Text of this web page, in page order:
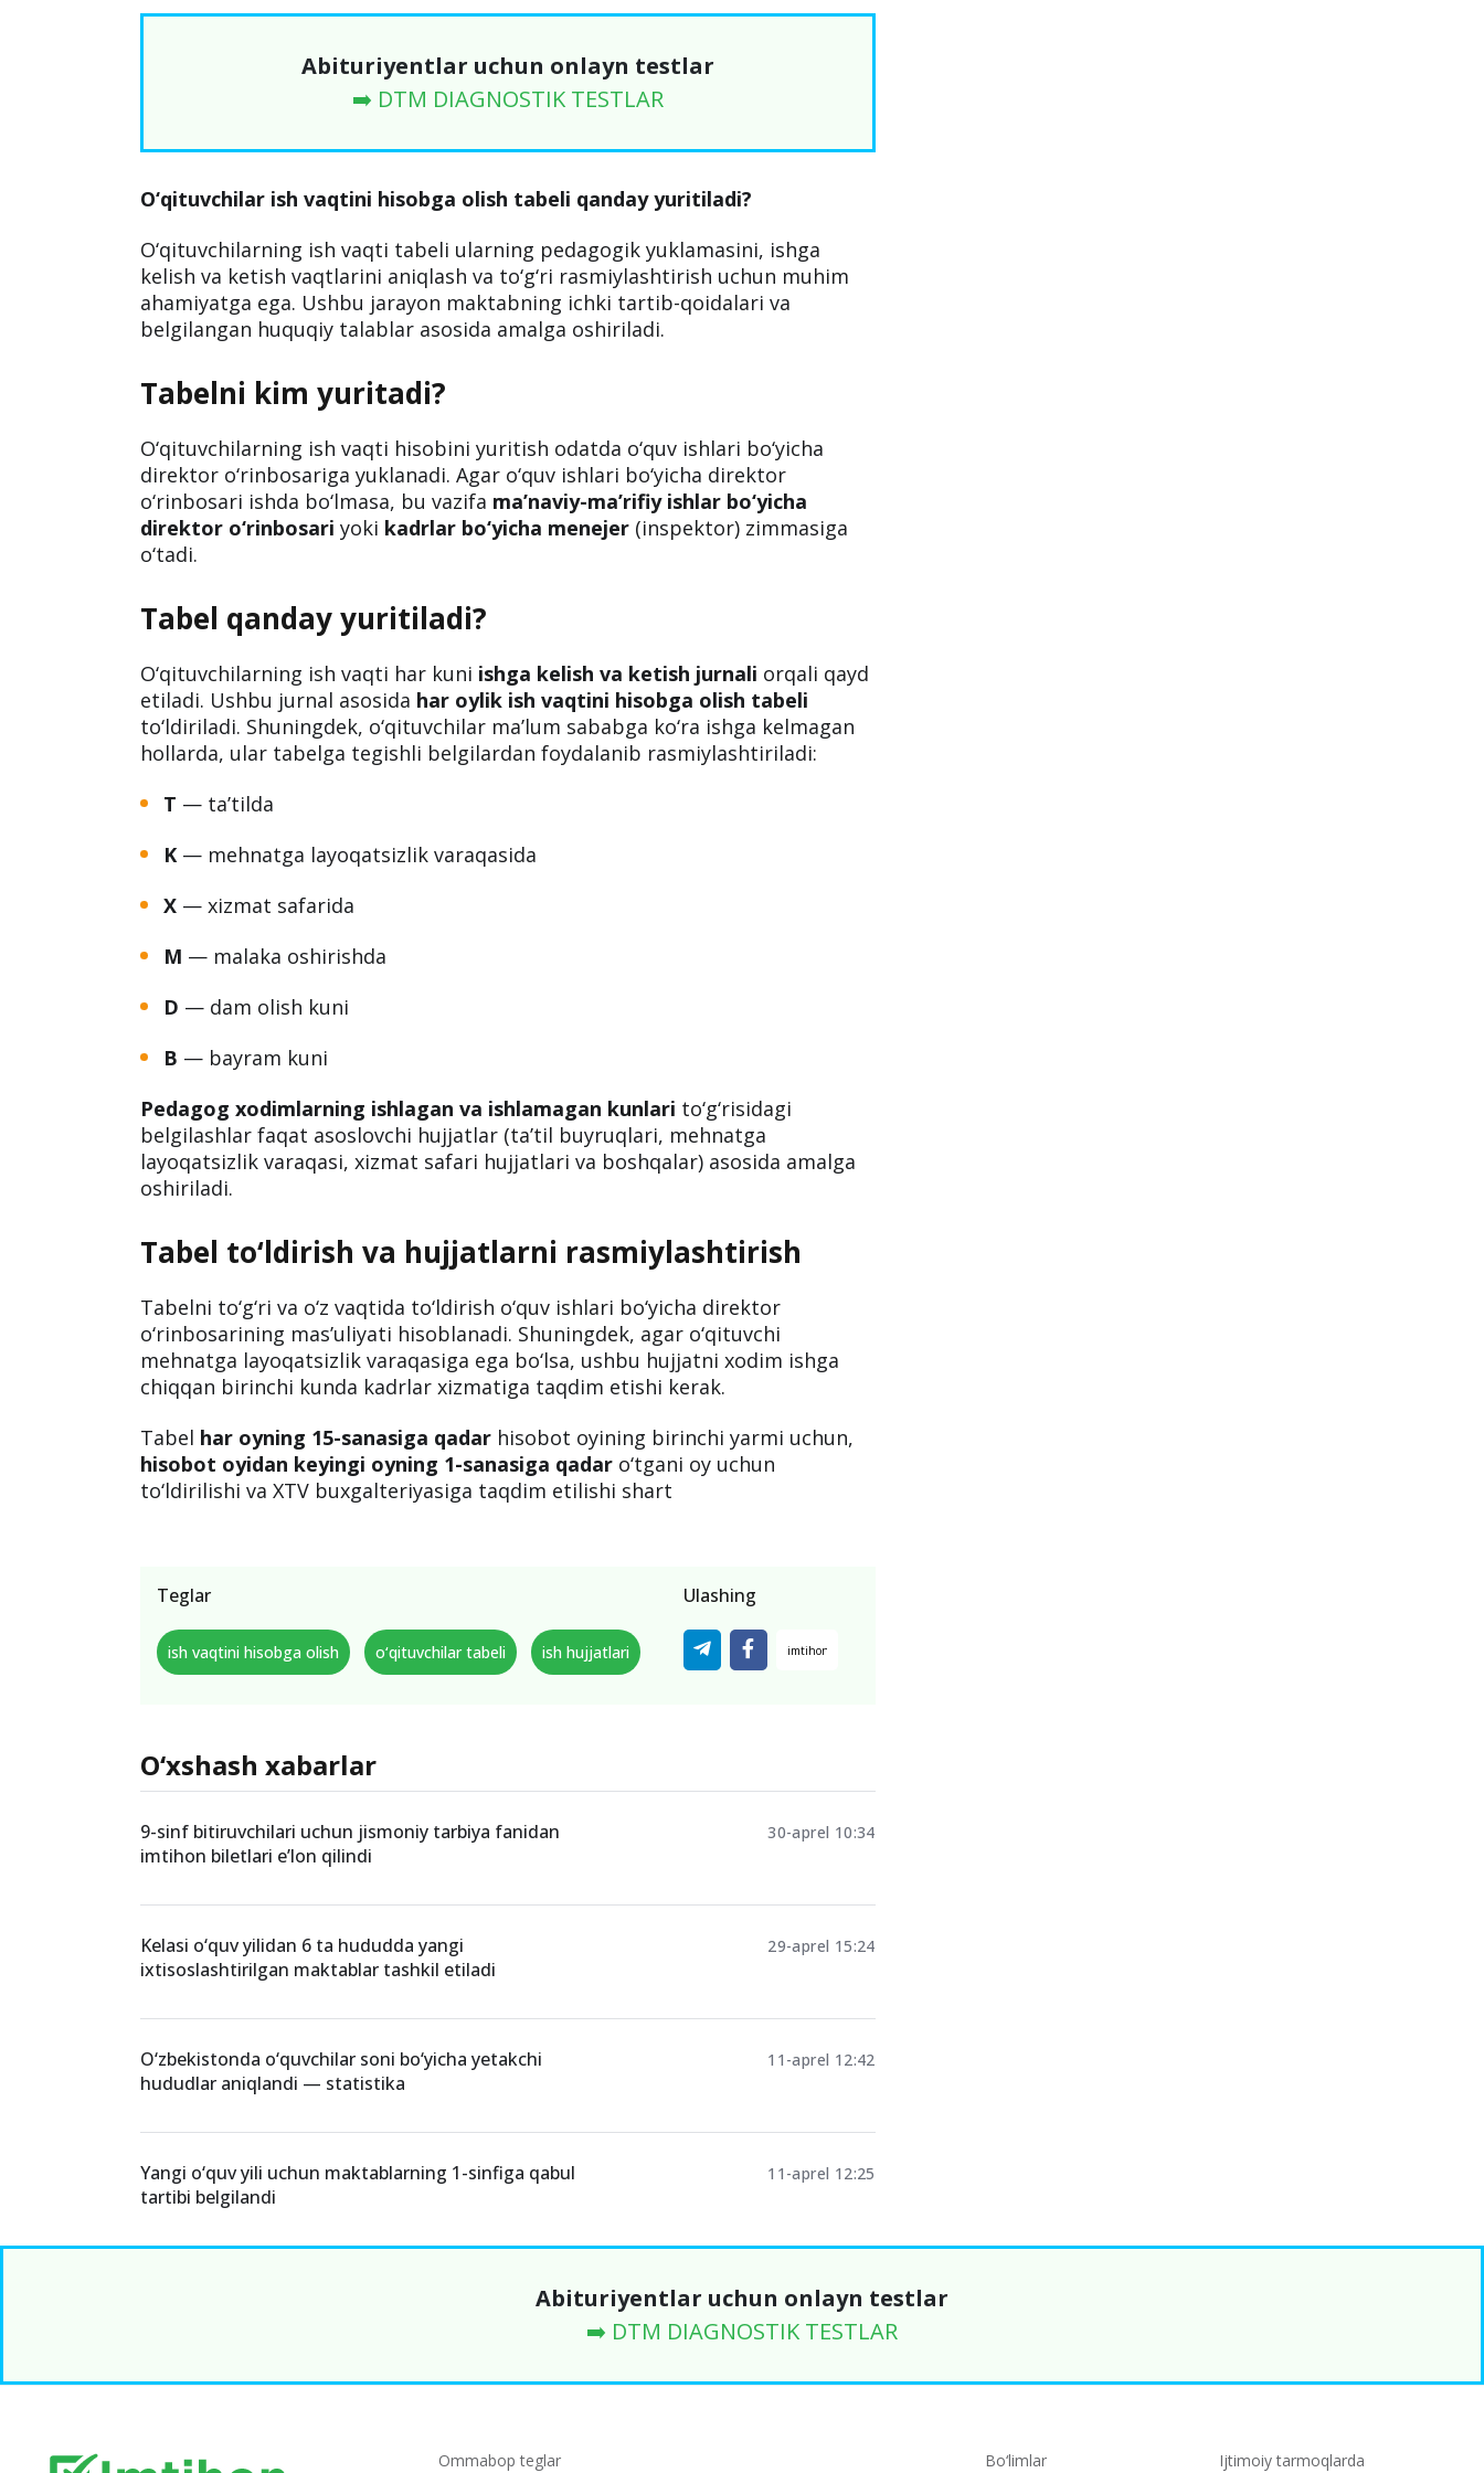
Abituriyentlar uchun onlayn testlar
➡️ DTM DIAGNOSTIK TESTLAR
O‘qituvchilar ish vaqtini hisobga olish tabeli qanday yuritiladi?
O‘qituvchilarning ish vaqti tabeli ularning pedagogik yuklamasini, ishga
kelish va ketish vaqtlarini aniqlash va to‘g‘ri rasmiylashtirish uchun muhim
ahamiyatga ega. Ushbu jarayon maktabning ichki tartib-qoidalari va
belgilangan huquqiy talablar asosida amalga oshiriladi.
Tabelni kim yuritadi?
O‘qituvchilarning ish vaqti hisobini yuritish odatda o‘quv ishlari bo‘yicha
direktor o‘rinbosariga yuklanadi. Agar o‘quv ishlari bo‘yicha direktor
o‘rinbosari ishda bo‘lmasa, bu vazifa ma’naviy-ma’rifiy ishlar bo‘yicha
direktor o‘rinbosari yoki kadrlar bo‘yicha menejer (inspektor) zimmasiga
o‘tadi.
Tabel qanday yuritiladi?
O‘qituvchilarning ish vaqti har kuni ishga kelish va ketish jurnali orqali qayd
etiladi. Ushbu jurnal asosida har oylik ish vaqtini hisobga olish tabeli
to‘ldiriladi. Shuningdek, o‘qituvchilar ma’lum sababga ko‘ra ishga kelmagan
hollarda, ular tabelga tegishli belgilardan foydalanib rasmiylashtiriladi:
T — ta’tilda
K — mehnatga layoqatsizlik varaqasida
X — xizmat safarida
M — malaka oshirishda
D — dam olish kuni
B — bayram kuni
Pedagog xodimlarning ishlagan va ishlamagan kunlari to‘g‘risidagi
belgilashlar faqat asoslovchi hujjatlar (ta’til buyruqlari, mehnatga
layoqatsizlik varaqasi, xizmat safari hujjatlari va boshqalar) asosida amalga
oshiriladi.
Tabel to‘ldirish va hujjatlarni rasmiylashtirish
Tabelni to‘g‘ri va o‘z vaqtida to‘ldirish o‘quv ishlari bo‘yicha direktor
o‘rinbosarining mas’uliyati hisoblanadi. Shuningdek, agar o‘qituvchi
mehnatga layoqatsizlik varaqasiga ega bo‘lsa, ushbu hujjatni xodim ishga
chiqqan birinchi kunda kadrlar xizmatiga taqdim etishi kerak.
Tabel har oyning 15-sanasiga qadar hisobot oyining birinchi yarmi uchun,
hisobot oyidan keyingi oyning 1-sanasiga qadar o‘tgani oy uchun
to‘ldirilishi va XTV buxgalteriyasiga taqdim etilishi shart
Teglar
ish vaqtini hisobga olish o‘qituvchilar tabeli ish hujjatlari
Ulashing
O‘xshash xabarlar
9-sinf bitiruvchilari uchun jismoniy tarbiya fanidan
imtihon biletlari e’lon qilindi
30-aprel 10:34
Kelasi o‘quv yilidan 6 ta hududda yangi
ixtisoslashtirilgan maktablar tashkil etiladi
29-aprel 15:24
O‘zbekistonda o‘quvchilar soni bo‘yicha yetakchi
hududlar aniqlandi — statistika
11-aprel 12:42
Yangi o‘quv yili uchun maktablarning 1-sinfiga qabul
tartibi belgilandi
11-aprel 12:25
Abituriyentlar uchun onlayn testlar
➡️ DTM DIAGNOSTIK TESTLAR
Ommabop teglar Bo‘limlar Ijtimoiy tarmoqlarda